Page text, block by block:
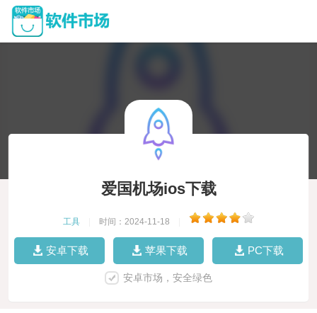
爱国机场ios下载
工具 时间：2024-11-18
安卓下载 苹果下载 PC下载
安卓市场，安全绿色